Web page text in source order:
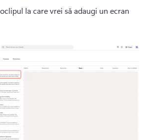
la care vrei să adaugi un ecran